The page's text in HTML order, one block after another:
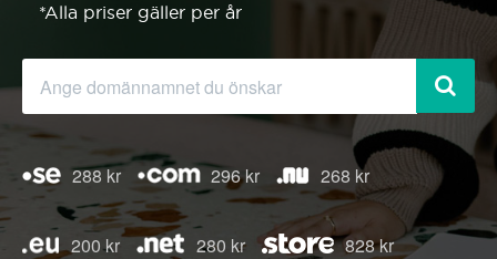
*Alla priser gäller per år
288 kr 296 kr 268 kr
200 kr 280 kr 828 kr